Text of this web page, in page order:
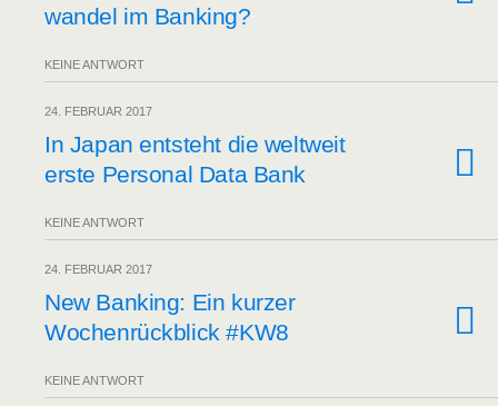
wan­del im Banking?
KEINE ANTWORT
24. FEBRUAR 2017
In Japan ent­steht die welt­weit
ers­te Per­so­nal Data Bank
KEINE ANTWORT
24. FEBRUAR 2017
New Ban­king: Ein kur­zer
Wochen­rück­blick #KW8
KEINE ANTWORT